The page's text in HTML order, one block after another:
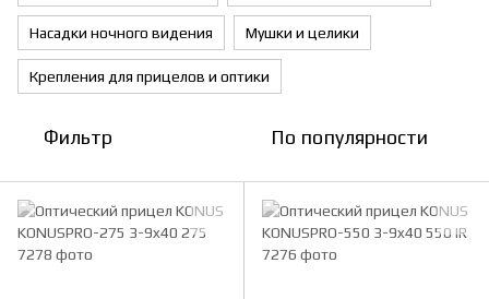
Насадки ночного видения Мушки и целики
Крепления для прицелов и оптики
Фильтр По популярности